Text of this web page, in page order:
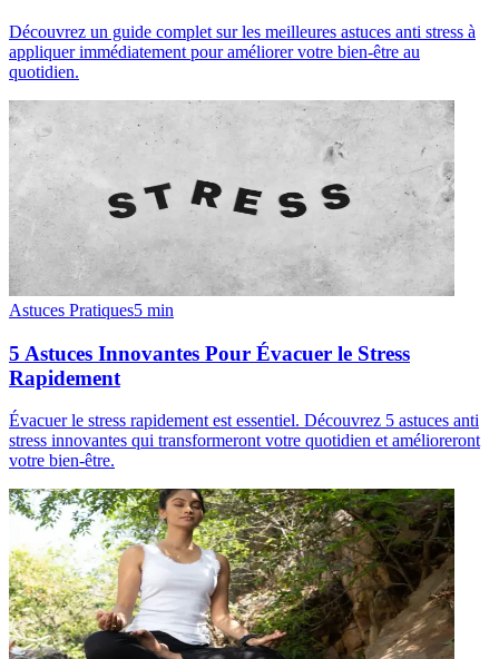
Découvrez un guide complet sur les meilleures astuces anti stress à
appliquer immédiatement pour améliorer votre bien-être au
quotidien.
Astuces Pratiques5 min
5 Astuces Innovantes Pour Évacuer le Stress
Rapidement
Évacuer le stress rapidement est essentiel. Découvrez 5 astuces anti
stress innovantes qui transformeront votre quotidien et amélioreront
votre bien-être.